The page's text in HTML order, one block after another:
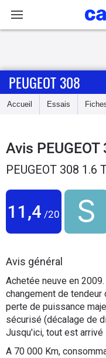
Accueil
Essais
Guide
Electriques
Flottes
Auto
Services
Forum
PEUGEOT 308
Accueil Essais
Avis PEUGEOT
PEUGEOT 308 1.6
11,4 /20
Avis général
Achetée neuve en
changement de
perte de puissance
sécurisé (décalage de
Jusqu'ici, tout est arrivé
A 70 000 Km,